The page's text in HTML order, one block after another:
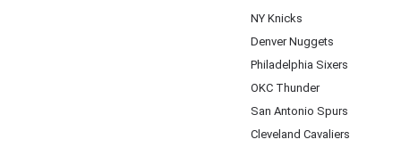
NY Knicks
Denver Nuggets
Philadelphia Sixers
OKC Thunder
San Antonio Spurs
Cleveland Cavaliers